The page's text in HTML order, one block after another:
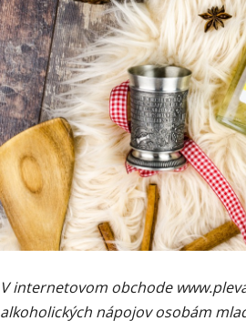
V internetovom obchode
alkoholických nápojov osobám